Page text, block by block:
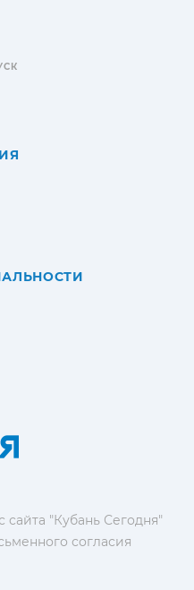
"Кубань Сегодня"
согласия